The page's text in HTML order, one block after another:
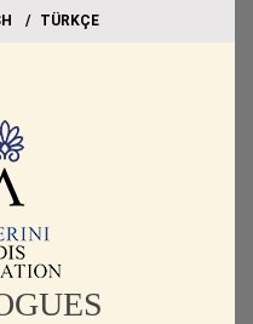
TÜRKÇE